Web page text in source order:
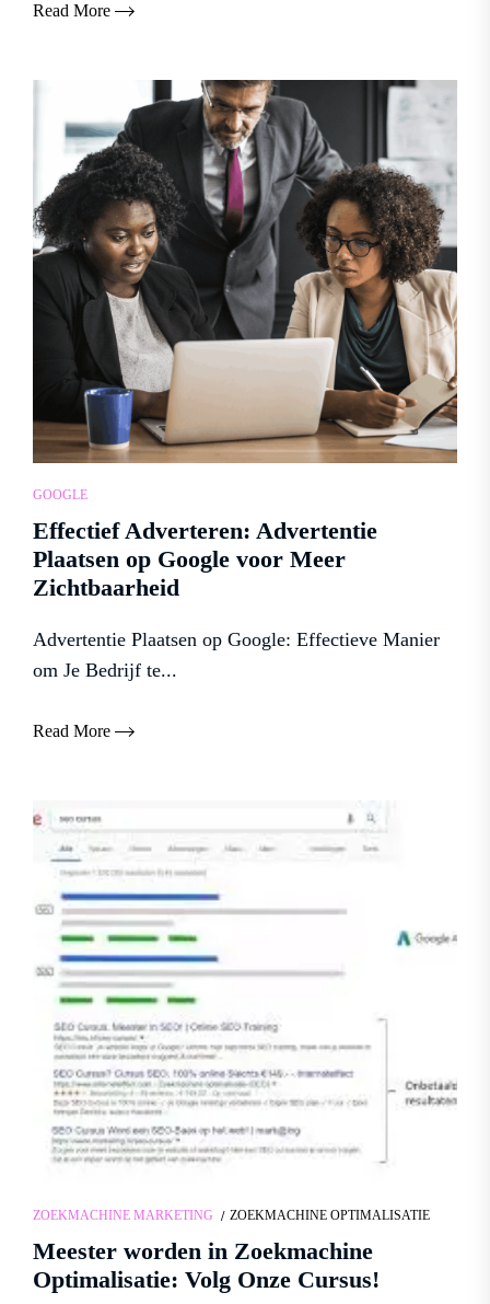
Read More
GOOGLE
Effectief Adverteren: Advertentie
Plaatsen op Google voor Meer
Zichtbaarheid
Advertentie Plaatsen op Google: Effectieve Manier
om Je Bedrijf te...
Read More
ZOEKMACHINE MARKETING ZOEKMACHINE OPTIMALISATIE
Meester worden in Zoekmachine
Optimalisatie: Volg Onze Cursus!